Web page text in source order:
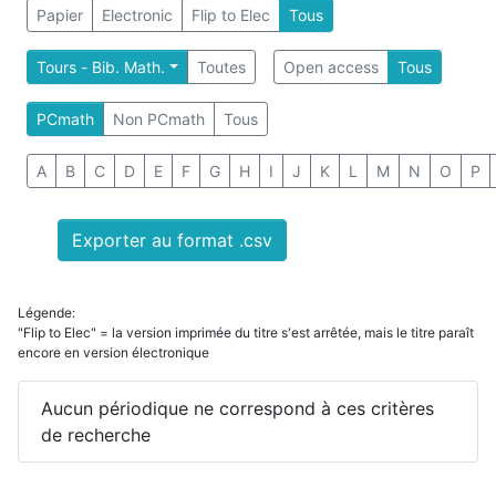
Papier Electronic Flip to Elec Tous
Tours - Bib. Math. Toutes Open access Tous
PCmath Non PCmath Tous
A B C D E F G H I J K L M N O P
Exporter au format .csv
Légende:
"Flip to Elec" = la version imprimée du titre s'est arrêtée, mais le titre paraît
encore en version électronique
Aucun périodique ne correspond à ces critères
de recherche